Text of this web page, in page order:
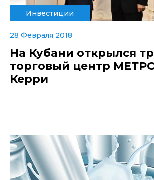
Инвестиции
28 Февраля 2018
На Кубани открылся
торговый центр
Керри